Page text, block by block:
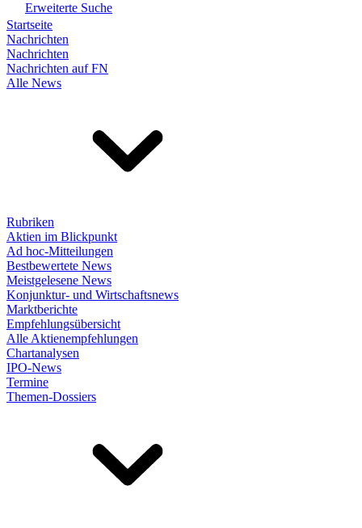
Erweiterte Suche
Startseite
Nachrichten
Nachrichten
Nachrichten auf FN
Alle News
Rubriken
Aktien im Blickpunkt
Ad hoc-Mitteilungen
Bestbewertete News
Meistgelesene News
Konjunktur- und Wirtschaftsnews
Marktberichte
Empfehlungsübersicht
Alle Aktienempfehlungen
Chartanalysen
IPO-News
Termine
Themen-Dossiers